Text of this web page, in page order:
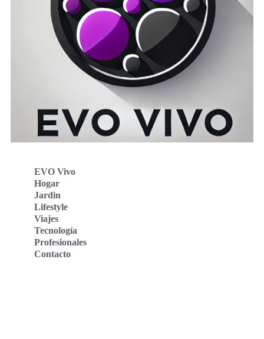
EVO Vivo
Hogar
Jardin
Lifestyle
Viajes
Tecnología
Profesionales
Contacto